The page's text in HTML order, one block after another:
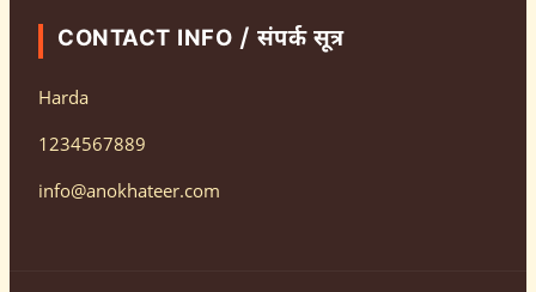
CONTACT INFO / संपर्क सूत्र
Harda
1234567889
info@anokhateer.com